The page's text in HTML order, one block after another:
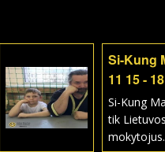
Si-Kung
11 15 - 18
Si-Kung
tik
mokytojus.